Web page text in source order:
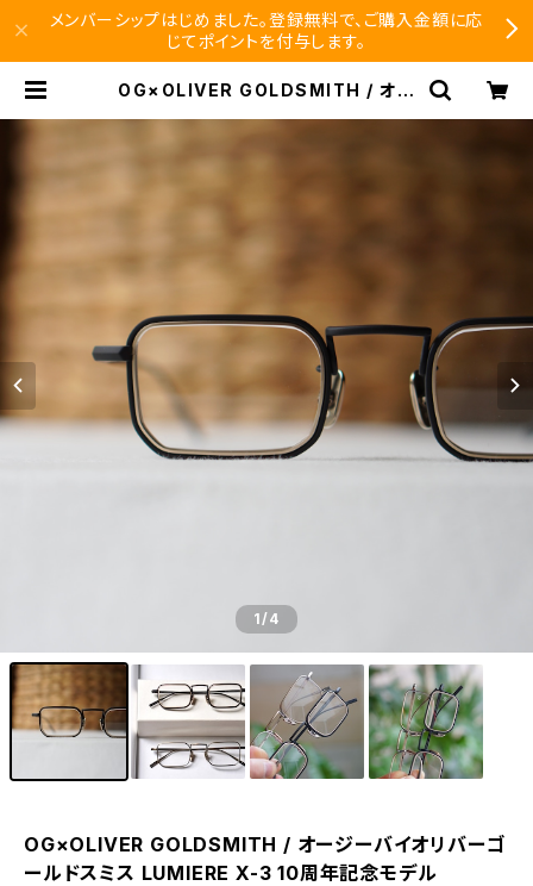
メンバーシップはじめました。登録無料で、ご購入金額に応
じてポイントを付与します。
OG×OLIVER GOLDSMITH / オー
1/4
OG×OLIVER GOLDSMITH / オージーバイオリバーゴ
ールドスミス LUMIERE X-3 10周年記念モデル